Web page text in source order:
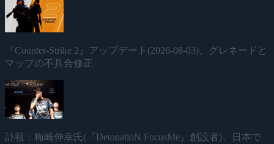
『Counter-Strike 2』アップデート(2026-08-03)、グレネードと
マップの不具合修正
訃報：梅崎伸幸氏(『DetonatioN FocusMe』創設者)、日本で